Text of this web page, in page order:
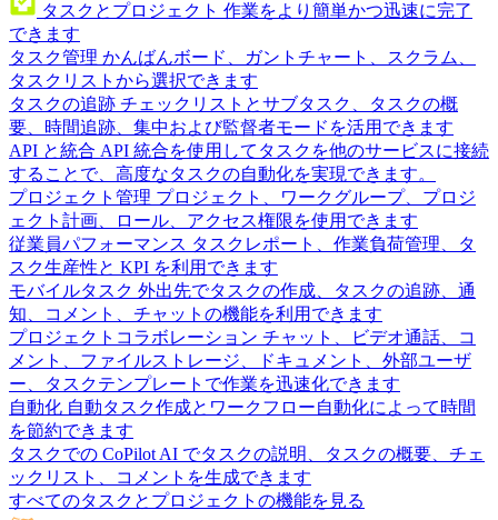
タスクとプロジェクト 作業をより簡単かつ迅速に完了
できます
タスク管理 かんばんボード、ガントチャート、スクラム、
タスクリストから選択できます
タスクの追跡 チェックリストとサブタスク、タスクの概
要、時間追跡、集中および監督者モードを活用できます
API と統合 API 統合を使用してタスクを他のサービスに接続
することで、高度なタスクの自動化を実現できます。
プロジェクト管理 プロジェクト、ワークグループ、プロジ
ェクト計画、ロール、アクセス権限を使用できます
従業員パフォーマンス タスクレポート、作業負荷管理、タ
スク生産性と KPI を利用できます
モバイルタスク 外出先でタスクの作成、タスクの追跡、通
知、コメント、チャットの機能を利用できます
プロジェクトコラボレーション チャット、ビデオ通話、コ
メント、ファイルストレージ、ドキュメント、外部ユーザ
ー、タスクテンプレートで作業を迅速化できます
自動化 自動タスク作成とワークフロー自動化によって時間
を節約できます
タスクでの CoPilot AI でタスクの説明、タスクの概要、チェ
ックリスト、コメントを生成できます
すべてのタスクとプロジェクトの機能を見る